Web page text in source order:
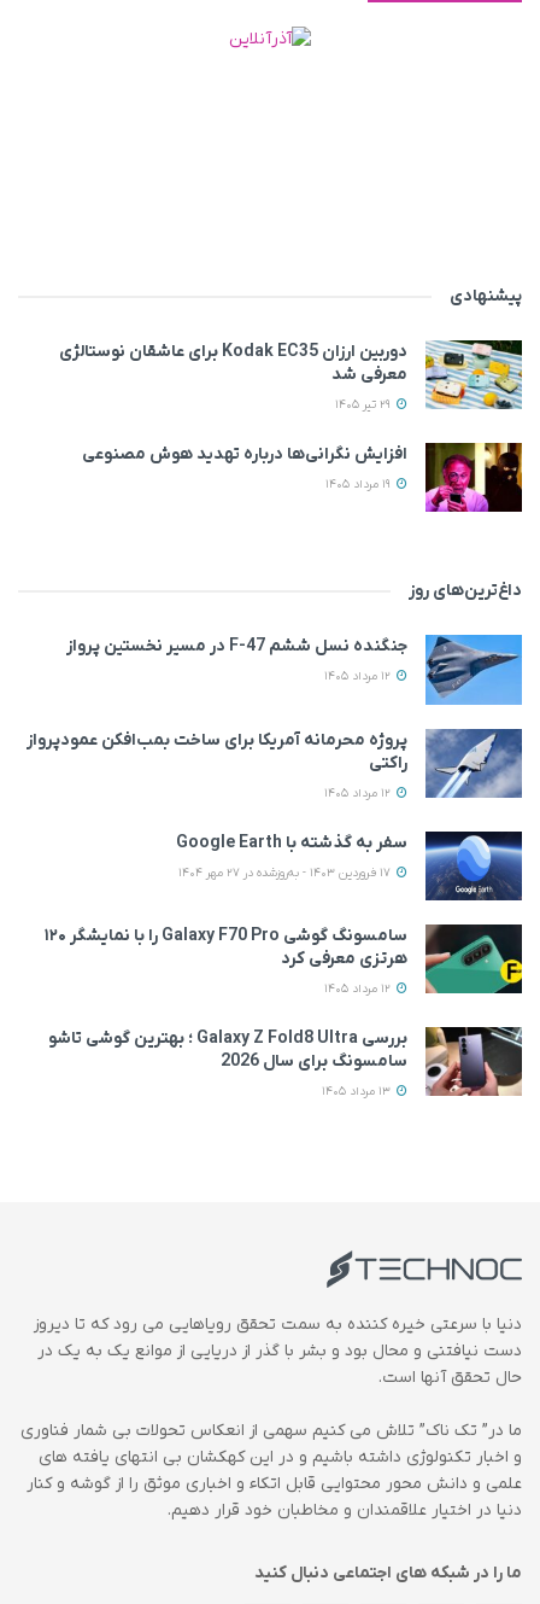
پیشنهادی
دوربین ارزان Kodak EC35 برای عاشقان نوستالژی
معرفی شد
29 تیر 1405
افزایش نگرانی‌ها درباره تهدید هوش مصنوعی
19 مرداد 1405
داغ‌ترین‌های روز
جنگنده نسل ششم F-47 در مسیر نخستین پرواز
12 مرداد 1405
پروژه محرمانه آمریکا برای ساخت بمب‌افکن عمودپرواز
راکتی
12 مرداد 1405
سفر به گذشته با Google Earth
17 فروردین 1403 - به‌روزشده در 27 مهر 1404
سامسونگ گوشی Galaxy F70 Pro را با نمایشگر ۱۲۰
هرتزی معرفی کرد
12 مرداد 1405
بررسی Galaxy Z Fold8 Ultra ؛ بهترین گوشی تاشو
سامسونگ برای سال 2026
13 مرداد 1405
دنیا با سرعتی خیره کننده به سمت تحقق رویاهایی می رود که تا دیروز
دست نیافتنی و محال بود و بشر با گذر از دریایی از موانع یک به یک در
حال تحقق آنها است.
ما در” تک ناک” تلاش می کنیم سهمی از انعکاس تحولات بی شمار فناوری
و اخبار تکنولوژی داشته باشیم و در این کهکشان بی انتهای یافته های
علمی و دانش محور محتوایی قابل اتکاء و اخباری موثق را از گوشه و کنار
دنیا در اختیار علاقمندان و مخاطبان خود قرار دهیم.
ما را در شبکه های اجتماعی دنبال کنید